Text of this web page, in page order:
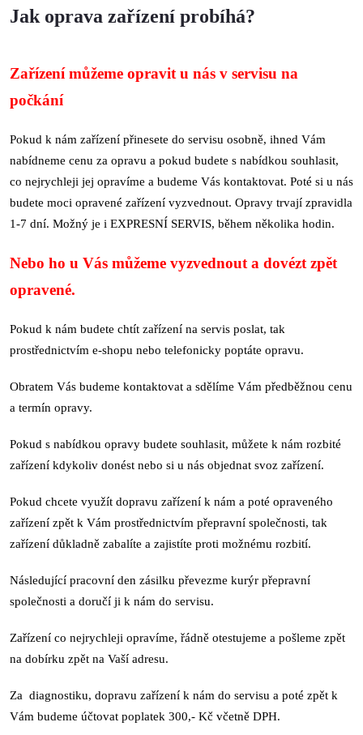
Jak oprava zařízení probíhá?
Zařízení můžeme opravit u nás v servisu na
počkání
Pokud k nám zařízení přinesete do servisu osobně, ihned Vám
nabídneme cenu za opravu a pokud budete s nabídkou souhlasit,
co nejrychleji jej opravíme a budeme Vás kontaktovat. Poté si u nás
budete moci opravené zařízení vyzvednout. Opravy trvají zpravidla
1-7 dní. Možný je i EXPRESNÍ SERVIS, během několika hodin.
Nebo ho u Vás můžeme vyzvednout a dovézt zpět
opravené.
Pokud k nám budete chtít zařízení na servis poslat, tak
prostřednictvím e-shopu nebo telefonicky poptáte opravu.
Obratem Vás budeme kontaktovat a sdělíme Vám předběžnou cenu
a termín opravy.
Pokud s nabídkou opravy budete souhlasit, můžete k nám rozbité
zařízení kdykoliv donést nebo si u nás objednat svoz zařízení.
Pokud chcete využít dopravu zařízení k nám a poté opraveného
zařízení zpět k Vám prostřednictvím přepravní společnosti, tak
zařízení důkladně zabalíte a zajistíte proti možnému rozbití.
Následující pracovní den zásilku převezme kurýr přepravní
společnosti a doručí ji k nám do servisu.
Zařízení co nejrychleji opravíme, řádně otestujeme a pošleme zpět
na dobírku zpět na Vaší adresu.
Za diagnostiku, dopravu zařízení k nám do servisu a poté zpět k
Vám budeme účtovat poplatek 300,- Kč včetně DPH.